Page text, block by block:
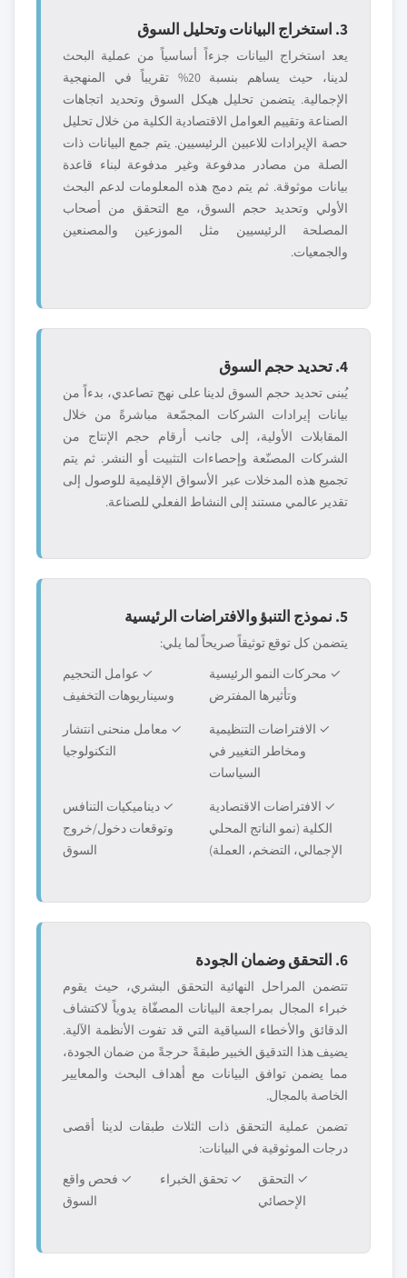
3. استخراج البيانات وتحليل السوق
يعد استخراج البيانات جزءاً أساسياً من عملية البحث
لدينا، حيث يساهم بنسبة 20% تقريباً في المنهجية
الإجمالية. يتضمن تحليل هيكل السوق وتحديد اتجاهات
الصناعة وتقييم العوامل الاقتصادية الكلية من خلال تحليل
حصة الإيرادات للاعبين الرئيسيين. يتم جمع البيانات ذات
الصلة من مصادر مدفوعة وغير مدفوعة لبناء قاعدة
بيانات موثوقة. ثم يتم دمج هذه المعلومات لدعم البحث
الأولي وتحديد حجم السوق، مع التحقق من أصحاب
المصلحة الرئيسيين مثل الموزعين والمصنعين
والجمعيات.
4. تحديد حجم السوق
يُبنى تحديد حجم السوق لدينا على نهج تصاعدي، بدءاً من
بيانات إيرادات الشركات المجمّعة مباشرةً من خلال
المقابلات الأولية، إلى جانب أرقام حجم الإنتاج من
الشركات المصنّعة وإحصاءات التثبيت أو النشر. ثم يتم
تجميع هذه المدخلات عبر الأسواق الإقليمية للوصول إلى
تقدير عالمي مستند إلى النشاط الفعلي للصناعة.
5. نموذج التنبؤ والافتراضات الرئيسية
يتضمن كل توقع توثيقاً صريحاً لما يلي:
✓ محركات النمو الرئيسية
وتأثيرها المفترض
✓ عوامل التحجيم
وسيناريوهات التخفيف
✓ الافتراضات التنظيمية
ومخاطر التغيير في
السياسات
✓ معامل منحنى انتشار
التكنولوجيا
✓ الافتراضات الاقتصادية
الكلية (نمو الناتج المحلي
الإجمالي، التضخم، العملة)
✓ ديناميكيات التنافس
وتوقعات دخول/خروج
السوق
6. التحقق وضمان الجودة
تتضمن المراحل النهائية التحقق البشري، حيث يقوم
خبراء المجال بمراجعة البيانات المصفّاة يدوياً لاكتشاف
الدقائق والأخطاء السياقية التي قد تفوت الأنظمة الآلية.
يضيف هذا التدقيق الخبير طبقةً حرجةً من ضمان الجودة،
مما يضمن توافق البيانات مع أهداف البحث والمعايير
الخاصة بالمجال.
تضمن عملية التحقق ذات الثلاث طبقات لدينا أقصى
درجات الموثوقية في البيانات:
✓ التحقق
الإحصائي
✓ تحقق الخبراء
✓ فحص واقع
السوق